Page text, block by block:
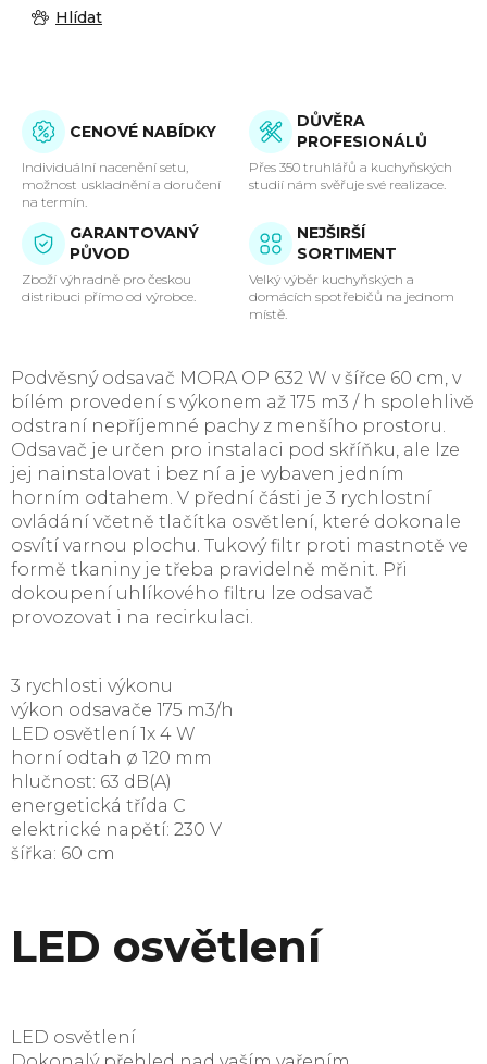
Hlídat
CENOVÉ NABÍDKY
Individuální nacenění setu,
možnost uskladnění a doručení
na termín.
DŮVĚRA
PROFESIONÁLŮ
Přes 350 truhlářů a kuchyňských
studií nám svěřuje své realizace.
GARANTOVANÝ
PŮVOD
Zboží výhradně pro českou
distribuci přímo od výrobce.
NEJŠIRŠÍ
SORTIMENT
Velký výběr kuchyňských a
domácích spotřebičů na jednom
místě.
Podvěsný odsavač MORA OP 632 W v šířce 60 cm, v
bílém provedení s výkonem až 175 m3 / h spolehlivě
odstraní nepříjemné pachy z menšího prostoru.
Odsavač je určen pro instalaci pod skříňku, ale lze
jej nainstalovat i bez ní a je vybaven jedním
horním odtahem. V přední části je 3 rychlostní
ovládání včetně tlačítka osvětlení, které dokonale
osvítí varnou plochu. Tukový filtr proti mastnotě ve
formě tkaniny je třeba pravidelně měnit. Při
dokoupení uhlíkového filtru lze odsavač
provozovat i na recirkulaci.
3 rychlosti výkonu
výkon odsavače 175 m3/h
LED osvětlení 1x 4 W
horní odtah ø 120 mm
hlučnost: 63 dB(A)
energetická třída C
elektrické napětí: 230 V
šířka: 60 cm
LED osvětlení
LED osvětlení